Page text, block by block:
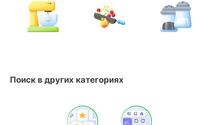
Поиск в других категориях